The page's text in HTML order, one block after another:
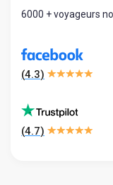
6000 + voyageurs
(4.3)
(4.7)